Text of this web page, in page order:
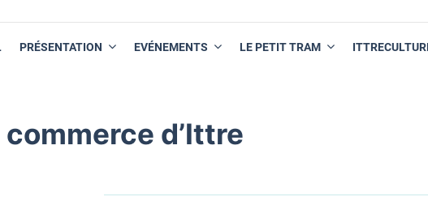
PRÉSENTATION EVÉNEMENTS LE PETIT TRAM
d’Ittre